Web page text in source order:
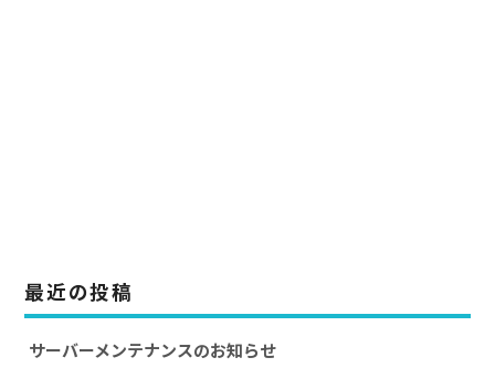
最近の投稿
サーバーメンテナンスのお知らせ